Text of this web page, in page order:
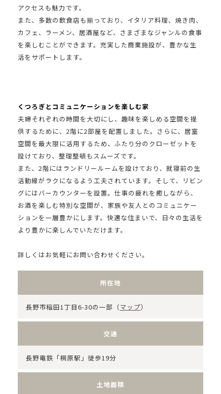
アクセスも魅力です。
また、多数の飲食店も揃っており、イタリア料理、焼き肉、
カフェ、ラーメン、居酒屋など、さまざまなジャンルの食事
を楽しむことができます。充実した商業施設が、豊かな生
活をサポートします。
くつろぎとコミュニケーションを楽しむ家
夫婦それぞれの時間を大切にし、趣味を楽しめる空間を提
供するために、2階に2部屋を配置しました。さらに、居室
空間を最大限に活用するため、ふたり分のクローゼットを
設けており、整理整頓もスムーズです。
また、2階にはランドリールームを設けており、就寝前の生
活動線がラクになるよう工夫されています。そして、リビン
グにはバーカウンターを設置。仕事の疲れを癒しながら、
お酒を楽しむ特別な空間が、家族や友人とのコミュニケー
ションを一層豊かにします。快適な住まいで、日々の生活を
より豊かに楽しんでいただけます。
詳しくはお気軽にお問い合わせください。
所在地
長野市稲田1丁目6-30の一部（マップ）
交通
長野電鉄「桐原駅」徒歩19分
土地面積